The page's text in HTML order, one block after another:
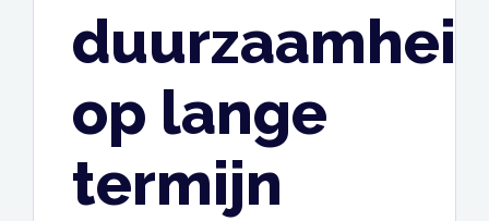
op lange
termijn